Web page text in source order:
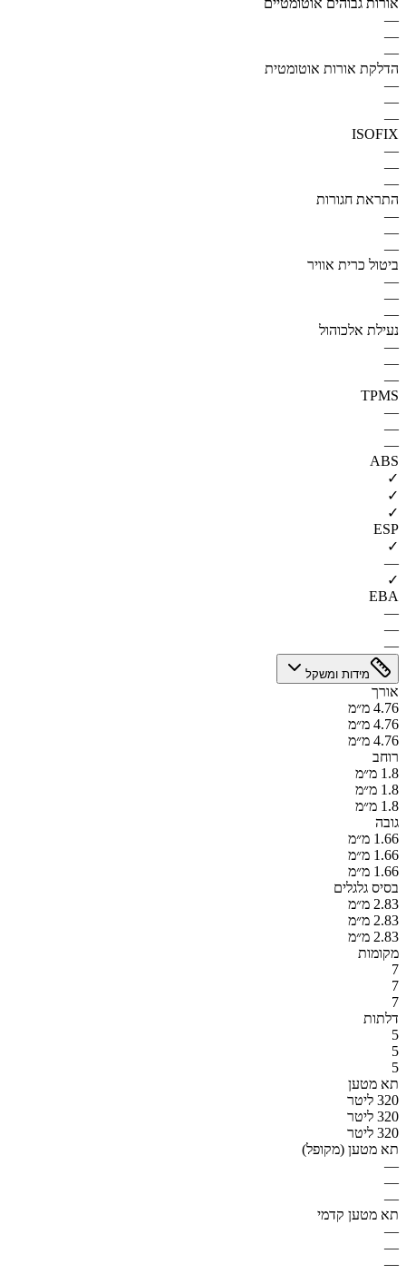
—
—
—
הדלקת אורות אוטומטית
—
—
—
ISOFIX
—
—
—
התראת חגורות
—
—
—
ביטול כרית אוויר
—
—
—
נעילת אלכוהול
—
—
—
TPMS
—
—
—
ABS
✓
✓
✓
ESP
✓
—
✓
EBA
—
—
—
מידות ומשקל
אורך
4.76 מ״מ
4.76 מ״מ
4.76 מ״מ
רוחב
1.8 מ״מ
1.8 מ״מ
1.8 מ״מ
גובה
1.66 מ״מ
1.66 מ״מ
1.66 מ״מ
בסיס גלגלים
2.83 מ״מ
2.83 מ״מ
2.83 מ״מ
מקומות
7
7
7
דלתות
5
5
5
תא מטען
320 ליטר
320 ליטר
320 ליטר
תא מטען (מקופל)
—
—
—
תא מטען קדמי
—
—
—